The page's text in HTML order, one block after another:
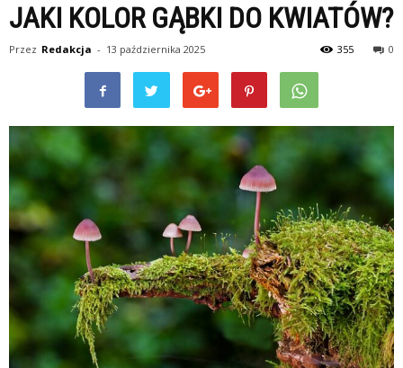
JAKI KOLOR GĄBKI DO KWIATÓW?
Przez Redakcja - 13 października 2025 0
355